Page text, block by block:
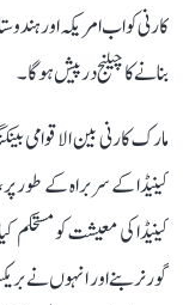
کارنی کو اب امریکہ اور
بنانے کا چیلنج درپیش ہو گا۔
مارک کارنی بین الاقوامی
گورنر بنے اور انہوں نے